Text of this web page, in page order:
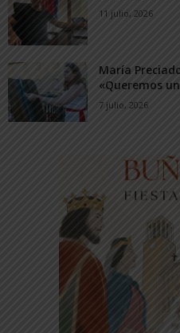
11 julio, 2026
María
«Queremos
7 julio, 2026